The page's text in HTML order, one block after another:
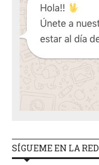
SÍGUEME EN LA RED